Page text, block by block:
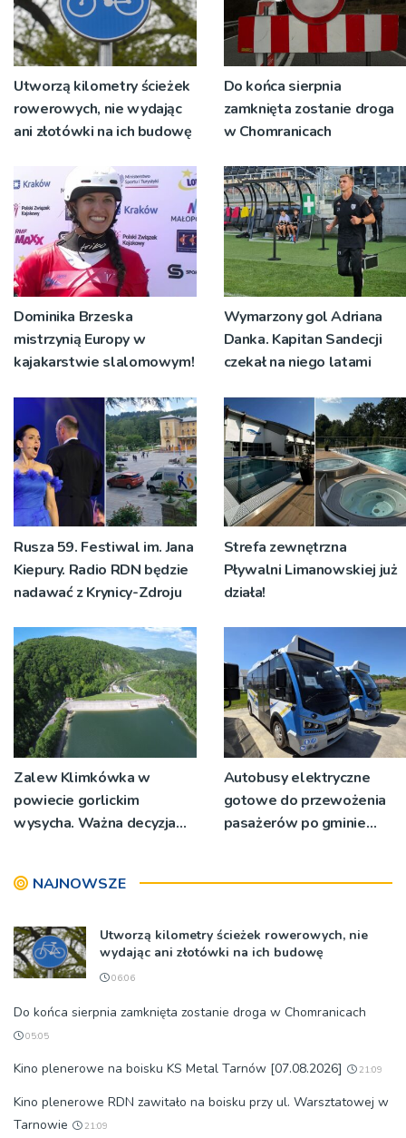
Utworzą kilometry ścieżek
rowerowych, nie wydając
ani złotówki na ich budowę
Do końca sierpnia
zamknięta zostanie droga
w Chomranicach
Dominika Brzeska
mistrzynią Europy w
kajakarstwie slalomowym!
Wymarzony gol Adriana
Danka. Kapitan Sandecji
czekał na niego latami
Rusza 59. Festiwal im. Jana
Kiepury. Radio RDN będzie
nadawać z Krynicy-Zdroju
Strefa zewnętrzna
Pływalni Limanowskiej już
działa!
Zalew Klimkówka w
powiecie gorlickim
wysycha. Ważna decyzja
Autobusy elektryczne
gotowe do przewożenia
pasażerów po gminie
NAJNOWSZE
Utworzą kilometry ścieżek rowerowych, nie
wydając ani złotówki na ich budowę
06:06
Do końca sierpnia zamknięta zostanie droga w Chomranicach
05:05
Kino plenerowe na boisku KS Metal Tarnów [07.08.2026] 21:09
Kino plenerowe RDN zawitało na boisku przy ul. Warsztatowej w
Tarnowie
21:09